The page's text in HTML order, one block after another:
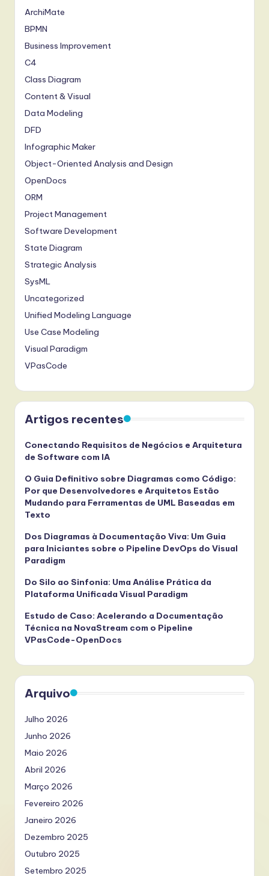
ArchiMate
BPMN
Business Improvement
C4
Class Diagram
Content & Visual
Data Modeling
DFD
Infographic Maker
Object-Oriented Analysis and Design
OpenDocs
ORM
Project Management
Software Development
State Diagram
Strategic Analysis
SysML
Uncategorized
Unified Modeling Language
Use Case Modeling
Visual Paradigm
VPasCode
Artigos recentes
Conectando Requisitos de Negócios e Arquitetura
de Software com IA
O Guia Definitivo sobre Diagramas como Código:
Por que Desenvolvedores e Arquitetos Estão
Mudando para Ferramentas de UML Baseadas em
Texto
Dos Diagramas à Documentação Viva: Um Guia
para Iniciantes sobre o Pipeline DevOps do Visual
Paradigm
Do Silo ao Sinfonia: Uma Análise Prática da
Plataforma Unificada Visual Paradigm
Estudo de Caso: Acelerando a Documentação
Técnica na NovaStream com o Pipeline
VPasCode-OpenDocs
Arquivo
Julho 2026
Junho 2026
Maio 2026
Abril 2026
Março 2026
Fevereiro 2026
Janeiro 2026
Dezembro 2025
Outubro 2025
Setembro 2025